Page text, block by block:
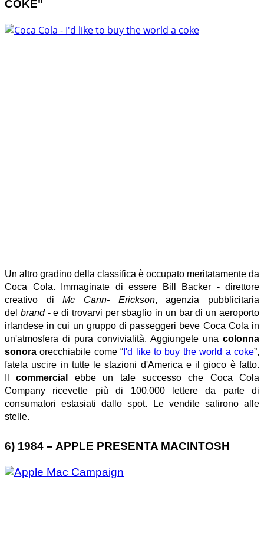
COKE"
Un altro gradino della classifica è occupato meritatamente da
Coca Cola. Immaginate di essere Bill Backer - direttore
creativo diMc Cann- Erickson, agenzia pubblicitaria
del brand- e di trovarvi per sbaglio in un bar di un aeroporto
irlandese in cui un gruppo di passeggeri beve Coca Cola in
un'atmosfera di pura convivialità. Aggiungete una colonna
sonora orecchiabile come “ I'd like to buy the world a coke”,
fatela uscire in tutte le stazioni d'America e il gioco è fatto.
Ilcommercial
ebbe un tale successo che Coca Cola
Company ricevette più di 100.000 lettere da parte di
consumatori estasiati dallo spot. Le vendite salirono alle
stelle.
6) 1984 – APPLE PRESENTA MACINTOSH